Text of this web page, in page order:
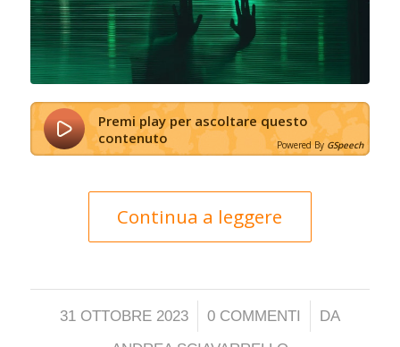
Premi play per ascoltare questo
contenuto
Powered By GSpeech
Continua a leggere
31 OTTOBRE 2023
/ 0 COMMENTI
/
DA